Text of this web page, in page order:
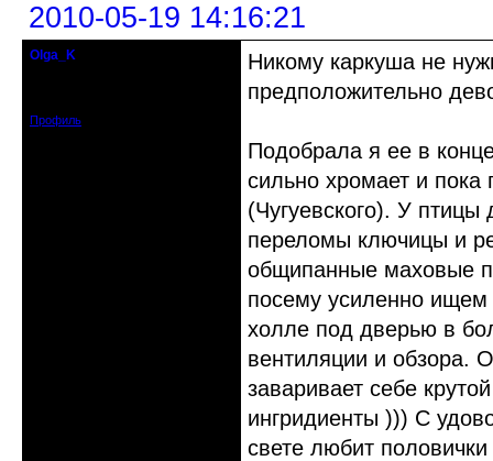
2010-05-19 14:16:21
Olga_K
Профиль
Никому каркуша не
предположительно
Подобрала я ее в
сильно хромает и
(Чугуевского). У
переломы ключицы и
общипанные маховые
посему усиленно
холле под дверью в
вентиляции и обзора.
заваривает себе
ингридиенты ))) С
свете любит